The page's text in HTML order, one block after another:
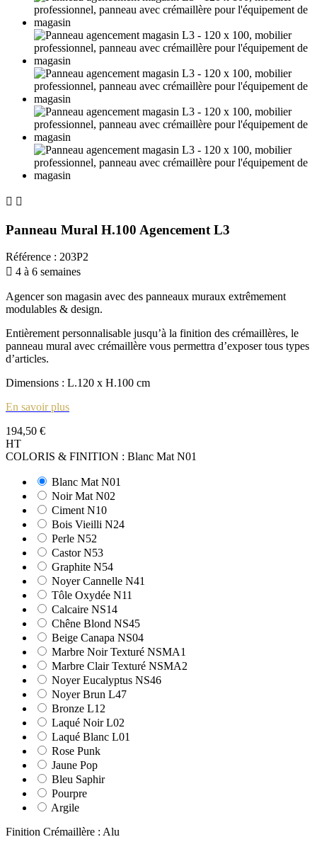
 
Panneau Mural H.100 Agencement L3
Référence : 203P2
 4 à 6 semaines
Agencer son magasin avec des panneaux muraux extrêmement
modulables & design.
Entièrement personnalisable jusqu’à la finition des crémaillères, le
panneau mural avec crémaillère vous permettra d’exposer tous types
d’articles.
Dimensions : L.120 x H.100 cm
En savoir plus
194,50 €
HT
COLORIS & FINITION : Blanc Mat N01
Blanc Mat N01
Noir Mat N02
Ciment N10
Bois Vieilli N24
Perle N52
Castor N53
Graphite N54
Noyer Cannelle N41
Tôle Oxydée N11
Calcaire NS14
Chêne Blond NS45
Beige Canapa NS04
Marbre Noir Texturé NSMA1
Marbre Clair Texturé NSMA2
Noyer Eucalyptus NS46
Noyer Brun L47
Bronze L12
Laqué Noir L02
Laqué Blanc L01
Rose Punk
Jaune Pop
Bleu Saphir
Pourpre
Argile
Finition Crémaillère : Alu